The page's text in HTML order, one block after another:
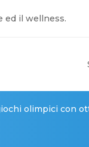
ed il wellness.
olimpici con